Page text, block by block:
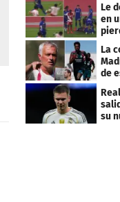
Le
en
La
de
su